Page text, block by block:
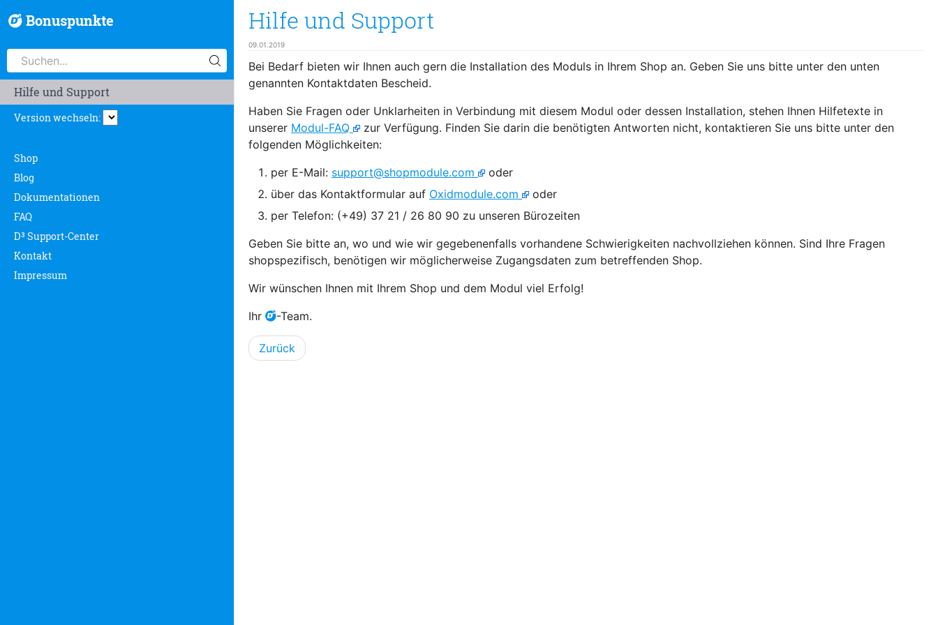
Bonuspunkte
Hilfe und Support
Version wechseln:
Shop
Blog
Dokumentationen
FAQ
D³ Support-Center
Kontakt
Impressum
Hilfe und Support
09.01.2019
Bei Bedarf bieten wir Ihnen auch gern die Installation des Moduls in Ihrem Shop an. Geben Sie uns bitte unter den unten
genannten Kontaktdaten Bescheid.
Haben Sie Fragen oder Unklarheiten in Verbindung mit diesem Modul oder dessen Installation, stehen Ihnen Hilfetexte in
unserer Modul-FAQ
zur Verfügung. Finden Sie darin die benötigten Antworten nicht, kontaktieren Sie uns bitte unter den
folgenden Möglichkeiten:
per E-Mail: support@shopmodule.com
oder
über das Kontaktformular auf Oxidmodule.com
oder
per Telefon: (+49) 37 21 / 26 80 90 zu unseren Bürozeiten
Geben Sie bitte an, wo und wie wir gegebenenfalls vorhandene Schwierigkeiten nachvollziehen können. Sind Ihre Fragen
shopspezifisch, benötigen wir möglicherweise Zugangsdaten zum betreffenden Shop.
Wir wünschen Ihnen mit Ihrem Shop und dem Modul viel Erfolg!
Ihr
-Team.
Zurück